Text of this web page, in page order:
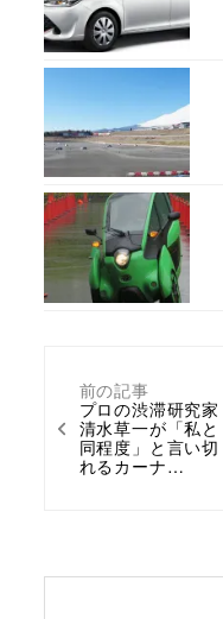
前の記事
プロの渋滞研究家
清水草一が「私と
同程度」と言い切
れるカーナ…